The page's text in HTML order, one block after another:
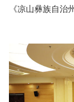
《凉山彝族自治